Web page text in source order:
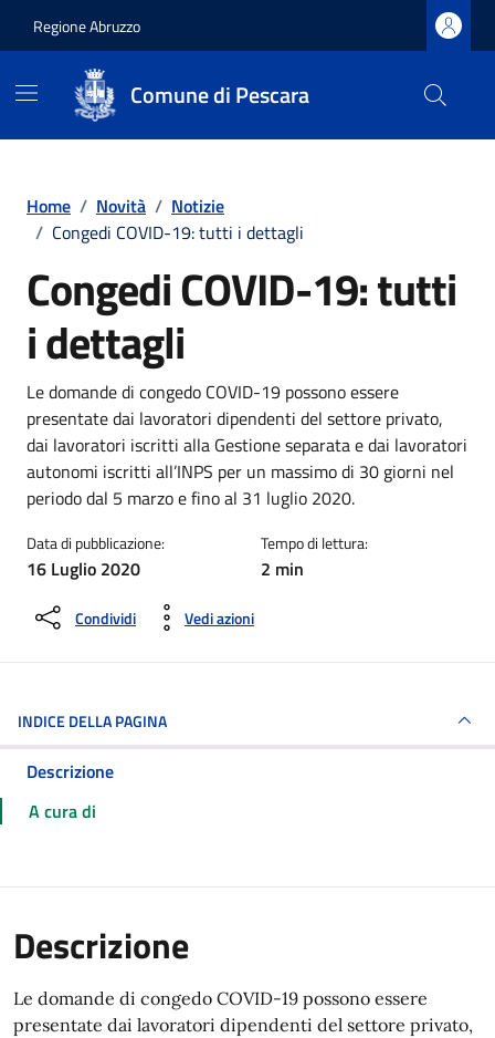
Regione Abruzzo
Comune di Pescara
Home / Novità / Notizie
/ Congedi COVID-19: tutti i dettagli
Congedi COVID-19: tutti
i dettagli
Dettagli della notizia
Le domande di congedo COVID-19 possono essere
presentate dai lavoratori dipendenti del settore privato,
dai lavoratori iscritti alla Gestione separata e dai lavoratori
autonomi iscritti all’INPS per un massimo di 30 giorni nel
periodo dal 5 marzo e fino al 31 luglio 2020.
Data di pubblicazione:
16 Luglio 2020
Tempo di lettura:
2 min
Condividi Vedi azioni
INDICE DELLA PAGINA
Descrizione
A cura di
Descrizione
Le domande di congedo COVID-19 possono essere
presentate dai lavoratori dipendenti del settore privato,